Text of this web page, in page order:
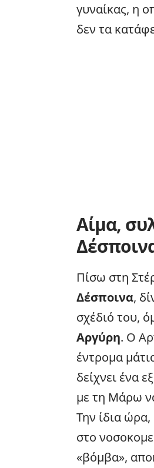
γυναίκας, η
δεν τα
Αίμα,
Πίσω στη
Δέσποινα,
σχέδιό του,
Αργύρη. Ο
έντρομα
δείχνει ένα
με τη Μάρω
Την ίδια
στο
«βόμβα»,